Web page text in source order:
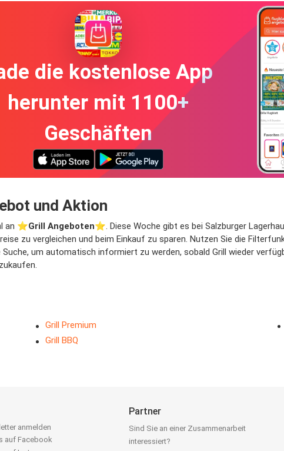
die kostenlose App
herunter mit 1100+
Geschäften
und Aktion
an ⭐️Grill Angeboten⭐️. Diese Woche gibt es bei Salzburger
zu vergleichen und beim Einkauf zu sparen. Nutzen Sie die
um automatisch informiert zu werden, sobald Grill wieder
Grill Premium
Grill BBQ
anmelden
auf Facebook
Partner
Sind Sie an einer Zusammenarbeit
interessiert?